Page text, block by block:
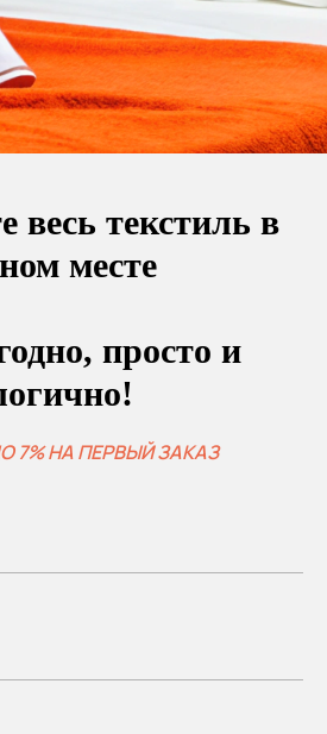
весь текстиль в
месте
просто и
7% НА ПЕРВЫЙ ЗАКАЗ